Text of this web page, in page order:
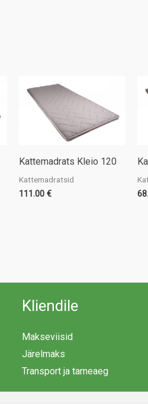
Kattemadrats Kleio 120
Kattemadratsid
111.00 €
Kliendile
Makseviisid
Järelmaks
Transport ja tarneaeg